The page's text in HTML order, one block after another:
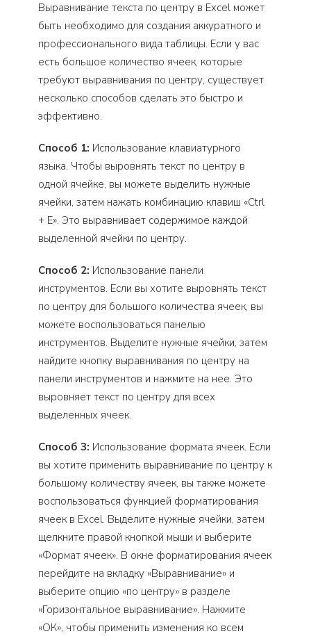
Выравнивание текста по центру в Excel может
быть необходимо для создания аккуратного и
профессионального вида таблицы. Если у вас
есть большое количество ячеек, которые
требуют выравнивания по центру, существует
несколько способов сделать это быстро и
эффективно.
Способ 1: Использование клавиатурного
языка. Чтобы выровнять текст по центру в
одной ячейке, вы можете выделить нужные
ячейки, затем нажать комбинацию клавиш «Ctrl
+ E». Это выравнивает содержимое каждой
выделенной ячейки по центру.
Способ 2: Использование панели
инструментов. Если вы хотите выровнять текст
по центру для большого количества ячеек, вы
можете воспользоваться панелью
инструментов. Выделите нужные ячейки, затем
найдите кнопку выравнивания по центру на
панели инструментов и нажмите на нее. Это
выровняет текст по центру для всех
выделенных ячеек.
Способ 3: Использование формата ячеек. Если
вы хотите применить выравнивание по центру к
большому количеству ячеек, вы также можете
воспользоваться функцией форматирования
ячеек в Excel. Выделите нужные ячейки, затем
щелкните правой кнопкой мыши и выберите
«Формат ячеек». В окне форматирования ячеек
перейдите на вкладку «Выравнивание» и
выберите опцию «по центру» в разделе
«Горизонтальное выравнивание». Нажмите
«ОК», чтобы применить изменения ко всем